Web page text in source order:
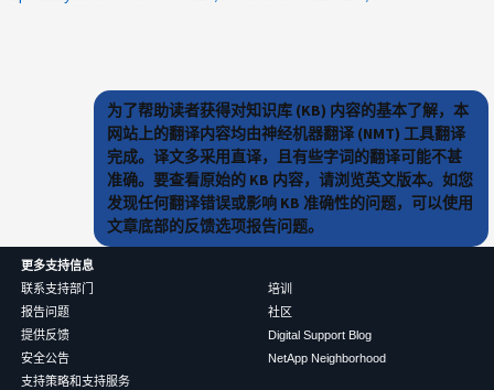
为了帮助读者获得对知识库 (KB) 内容的基本了解，本
网站上的翻译内容均由神经机器翻译 (NMT) 工具翻译
完成。译文多采用直译，且有些字词的翻译可能不甚
准确。要查看原始的 KB 内容，请浏览英文版本。如您
发现任何翻译错误或影响 KB 准确性的问题，可以使用
文章底部的反馈选项报告问题。
更多支持信息
联系支持部门
报告问题
提供反馈
安全公告
支持策略和支持服务
培训
社区
Digital Support Blog
NetApp Neighborhood